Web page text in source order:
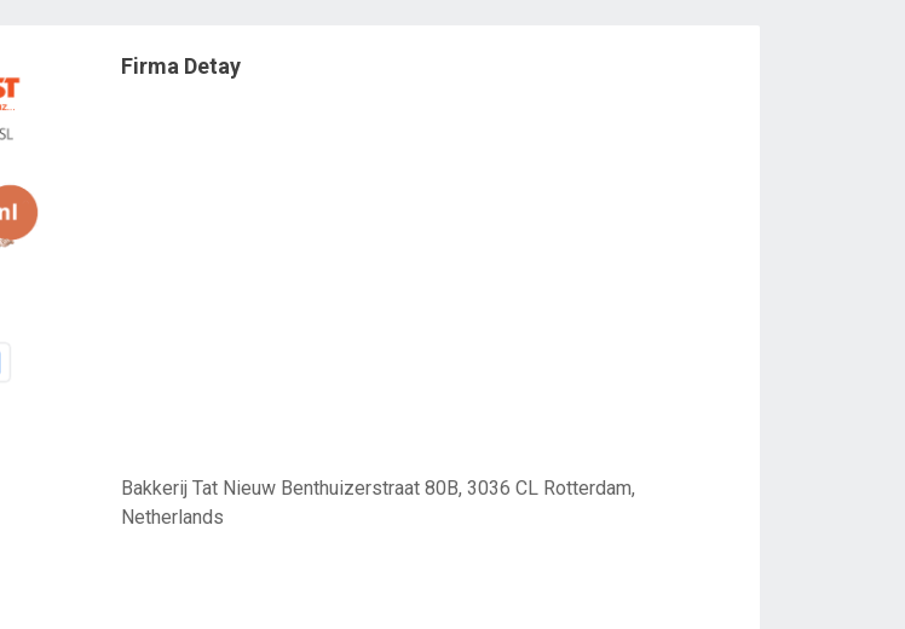
Firma Detay
Bakkerij Tat Nieuw Benthuizerstraat 80B, 3036 CL Rotterdam,
Netherlands